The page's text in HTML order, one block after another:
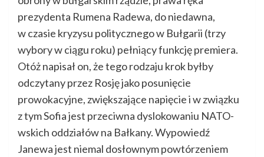
prezydenta Rumena Radewa, do niedawna,
w czasie kryzysu politycznego w Bułgarii (trzy
wybory w ciągu roku) pełniący funkcję premiera.
Otóż napisał on, że tego rodzaju krok byłby
odczytany przez Rosję jako posunięcie
prowokacyjne, zwiększające napięcie i w związku
z tym Sofia jest przeciwna dyslokowaniu NATO-
wskich oddziałów na Bałkany. Wypowiedź
Janewa jest niemal dosłownym powtórzeniem